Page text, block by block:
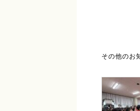
その他のお